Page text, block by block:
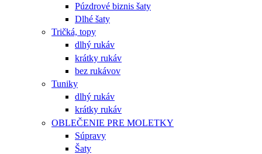
Púzdrové biznis šaty
Dlhé šaty
Tričká, topy
dlhý rukáv
krátky rukáv
bez rukávov
Tuniky
dlhý rukáv
krátky rukáv
OBLEČENIE PRE MOLETKY
Súpravy
Šaty